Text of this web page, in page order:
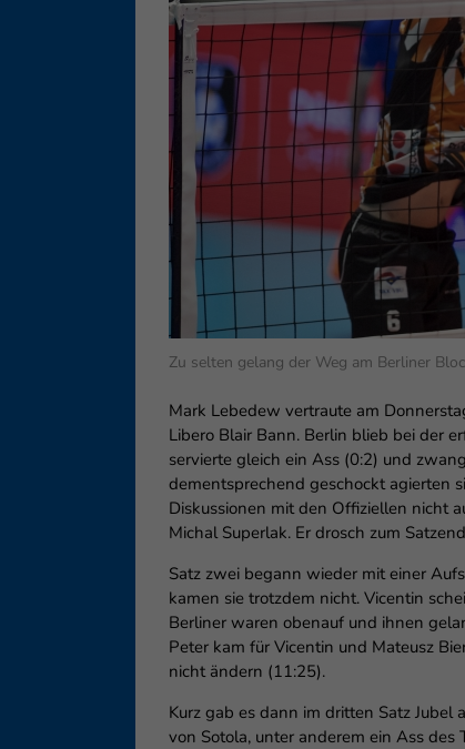
Zu selten gelang der Weg am Berliner
Mark Lebedew vertraute am
Libero Blair Bann. Berlin blieb bei der
servierte gleich ein Ass (0:2) und
dementsprechend geschockt agierten
Diskussionen mit den Offiziellen nicht
Michal Superlak. Er drosch zum
Satz zwei begann wieder mit einer
kamen sie trotzdem nicht. Vicentin
Berliner waren obenauf und ihnen
Peter kam für Vicentin und Mateusz
nicht ändern (11:25).
Kurz gab es dann im dritten Satz
von Sotola, unter anderem ein Ass